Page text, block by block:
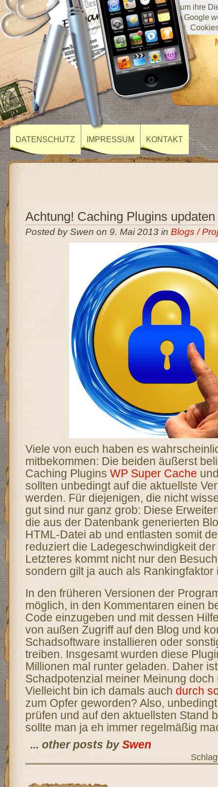
DATENSCHUTZ IMPRESSUM KONTAKT
Achtung! Caching Plugins updaten
Posted by Swen on 9. Mai 2013 in Blogs /
Viele von euch haben es
mitbekommen: Die beiden äußerst
Caching Plugins WP Super Cache
sollten unbedingt auf die aktuellste
werden. Für diejenigen, die nicht
gut sind nur ganz grob: Diese
die aus der Datenbank generierten
HTML-Datei ab und entlasten somit
reduziert die Ladegeschwindigkeit
Letzteres kommt nicht nur den
sondern gilt ja auch als Rankingfaktor
In den früheren Versionen der
möglich, in den Kommentaren einen
Code einzugeben und mit dessen
von außen Zugriff auf den Blog und
Schadsoftware installieren oder
treiben. Insgesamt wurden diese
Millionen mal runter geladen. Daher
Schadpotenzial meiner Meinung doch
Vielleicht bin ich damals auch durch
zum Opfer geworden? Also,
prüfen und auf den aktuellsten Stand
sollte man ja eh immer regelmäßig
... other posts bySwen
Diese Website verwendet Cookies von Google, um ihre
darüber, wie Sie die Website verwenden, werden an Google